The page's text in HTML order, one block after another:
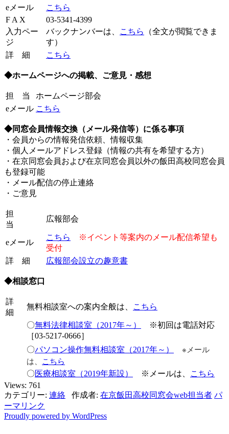
eメール
こちら
F A X
03-5341-4399
入力ペー
ジ
バックナンバーは、 こちら
（全文が閲覧できま
す）
詳 細
こちら
◆ホームページへの掲載、ご意見・感想
担 当 ホームページ部会
eメール こちら
◆同窓会員情報交換（メール発信等）に係る事項
・会員からの情報発信依頼、情報収集
・個人メールアドレス登録（情報の共有を希望する方）
・在京同窓会員および在京同窓会員以外の飯田高校同窓会員
も登録可能
・メール配信の停止連絡
・ご意見
担
当
広報部会
eメール
こちら
※イベント等案内のメール配信希望も
受付
詳 細
広報部会設立の趣意書
◆相談窓口
詳
細
無料相談室への案内全般は、 こちら
〇無料法律相談室（2017年～）
※初回は電話対応
［03-5217-0666］
〇パソコン操作無料相談室（2017年～）
※メール
は、 こちら
〇 医療相談室（2019年新設） ※メールは、
こちら
Views: 761
カテゴリー: 連絡 作成者: 在京飯田高校同窓会web担当者 パ
ーマリンク
Proudly powered by WordPress